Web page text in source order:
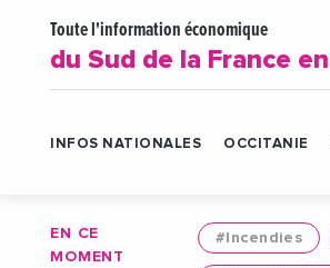
Toute l'information économique
du Sud de la France
INFOS NATIONALES OCCITANIE
EN CE
MOMENT
#Incendies